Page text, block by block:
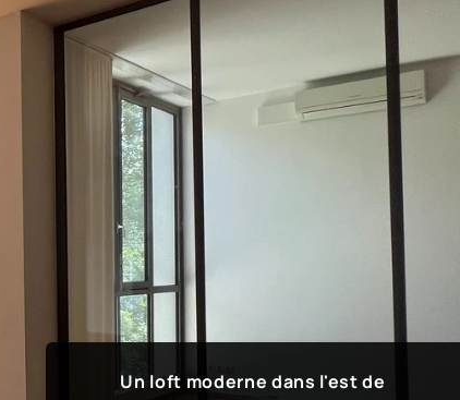
Un loft moderne dans l'est de